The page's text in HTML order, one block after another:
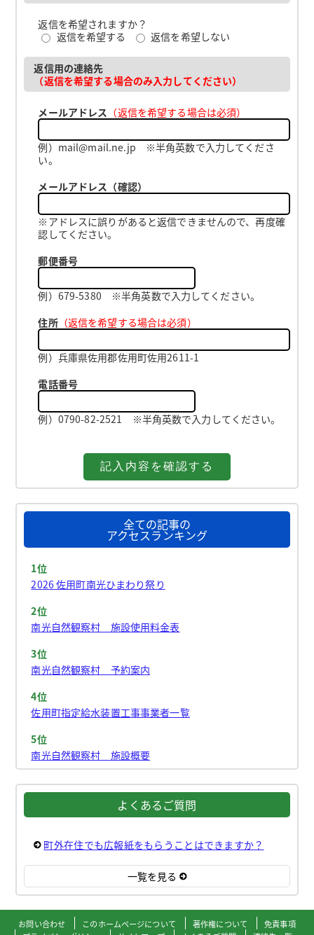
返信を希望されますか？
返信を希望する
返信を希望しない
返信用の連絡先
（返信を希望する場合のみ入力してください）
メールアドレス （返信を希望する場合は必須）
例）mail@mail.ne.jp ※半角英数で入力してくださ
い。
メールアドレス（確認）
※アドレスに誤りがあると返信できませんので、再度確
認してください。
郵便番号
例）679-5380 ※半角英数で入力してください。
住所（返信を希望する場合は必須）
例）兵庫県佐用郡佐用町佐用2611-1
電話番号
例）0790-82-2521 ※半角英数で入力してください。
全ての記事の
アクセスランキング
1位
2026 佐用町南光ひまわり祭り
2位
南光自然観察村 施設使用料金表
3位
南光自然観察村 予約案内
4位
佐用町指定給水装置工事事業者一覧
5位
南光自然観察村 施設概要
よくあるご質問
町外在住でも広報紙をもらうことはできますか？
一覧を見る
お問い合わせ このホームページについて 著作権について
免責事項